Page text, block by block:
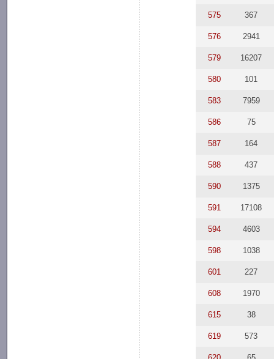
575 367
576 2941
579 16207
580 101
583 7959
586 75
587 164
588 437
590 1375
591 17108
594 4603
598 1038
601 227
608 1970
615 38
619 573